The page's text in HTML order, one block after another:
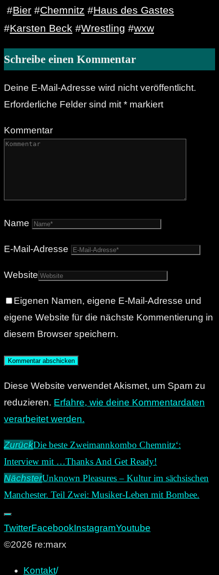
#Bier #Chemnitz #Haus des Gastes
#Karsten Beck #Wrestling #wxw
Schreibe einen Kommentar
Deine E-Mail-Adresse wird nicht veröffentlicht.
Erforderliche Felder sind mit * markiert
Kommentar
Name
E-Mail-Adresse
Website
Eigenen Namen, eigene E-Mail-Adresse und
eigene Website für die nächste Kommentierung in
diesem Browser speichern.
Diese Website verwendet Akismet, um Spam zu
reduzieren. Erfahre, wie deine Kommentardaten
verarbeitet werden.
ZurückDie beste Zweimannkombo Chemnitz‘:
Interview mit …Thanks And Get Ready!
NächsterUnknown Pleasures – Kultur im sächsischen
Manchester. Teil Zwei: Musiker-Leben mit Bombee.
TwitterFacebookInstagramYoutube
©2026 re:marx
Kontakt/